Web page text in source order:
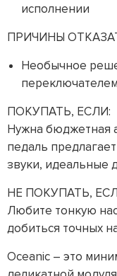
исполнении
ПРИЧИНЫ
Необычное
переключателем
ПОКУПАТЬ, ЕСЛИ:
Нужна бюджетная
педаль
звуки, идеальные
НЕ ПОКУПАТЬ,
Любите тонкую
добиться точных
Oceanic – это